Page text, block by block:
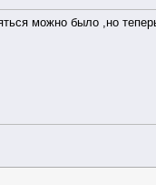
можно было ,но